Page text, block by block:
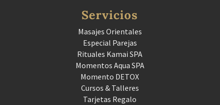
Servicios
Masajes Orientales
Especial Parejas
Rituales Kamai SPA
Momentos Aqua SPA
Momento DETOX
Cursos & Talleres
Tarjetas Regalo